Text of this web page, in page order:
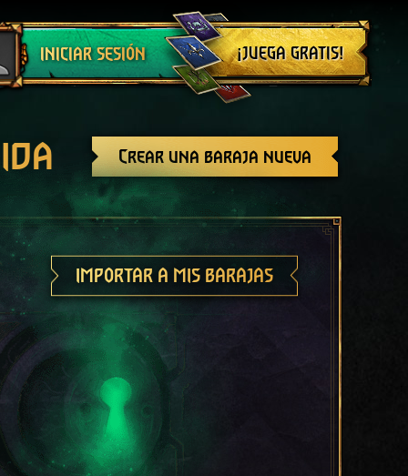
INICIAR SESIÓN
Cerrar sesión
¡JUEGA GRATIS!
Crear una baraja nueva
IMPORTAR A MIS BARAJAS